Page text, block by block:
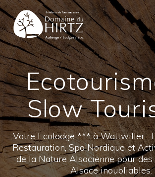
Skip
to
content
Slow
Votre Ecolodge *** à Wattwiller :
Restauration, Spa Nordique et
de la Nature Alsacienne pour des
Alsace inoubliables.